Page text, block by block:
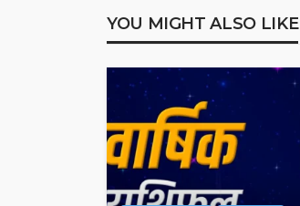
YOU MIGHT ALSO LIKE